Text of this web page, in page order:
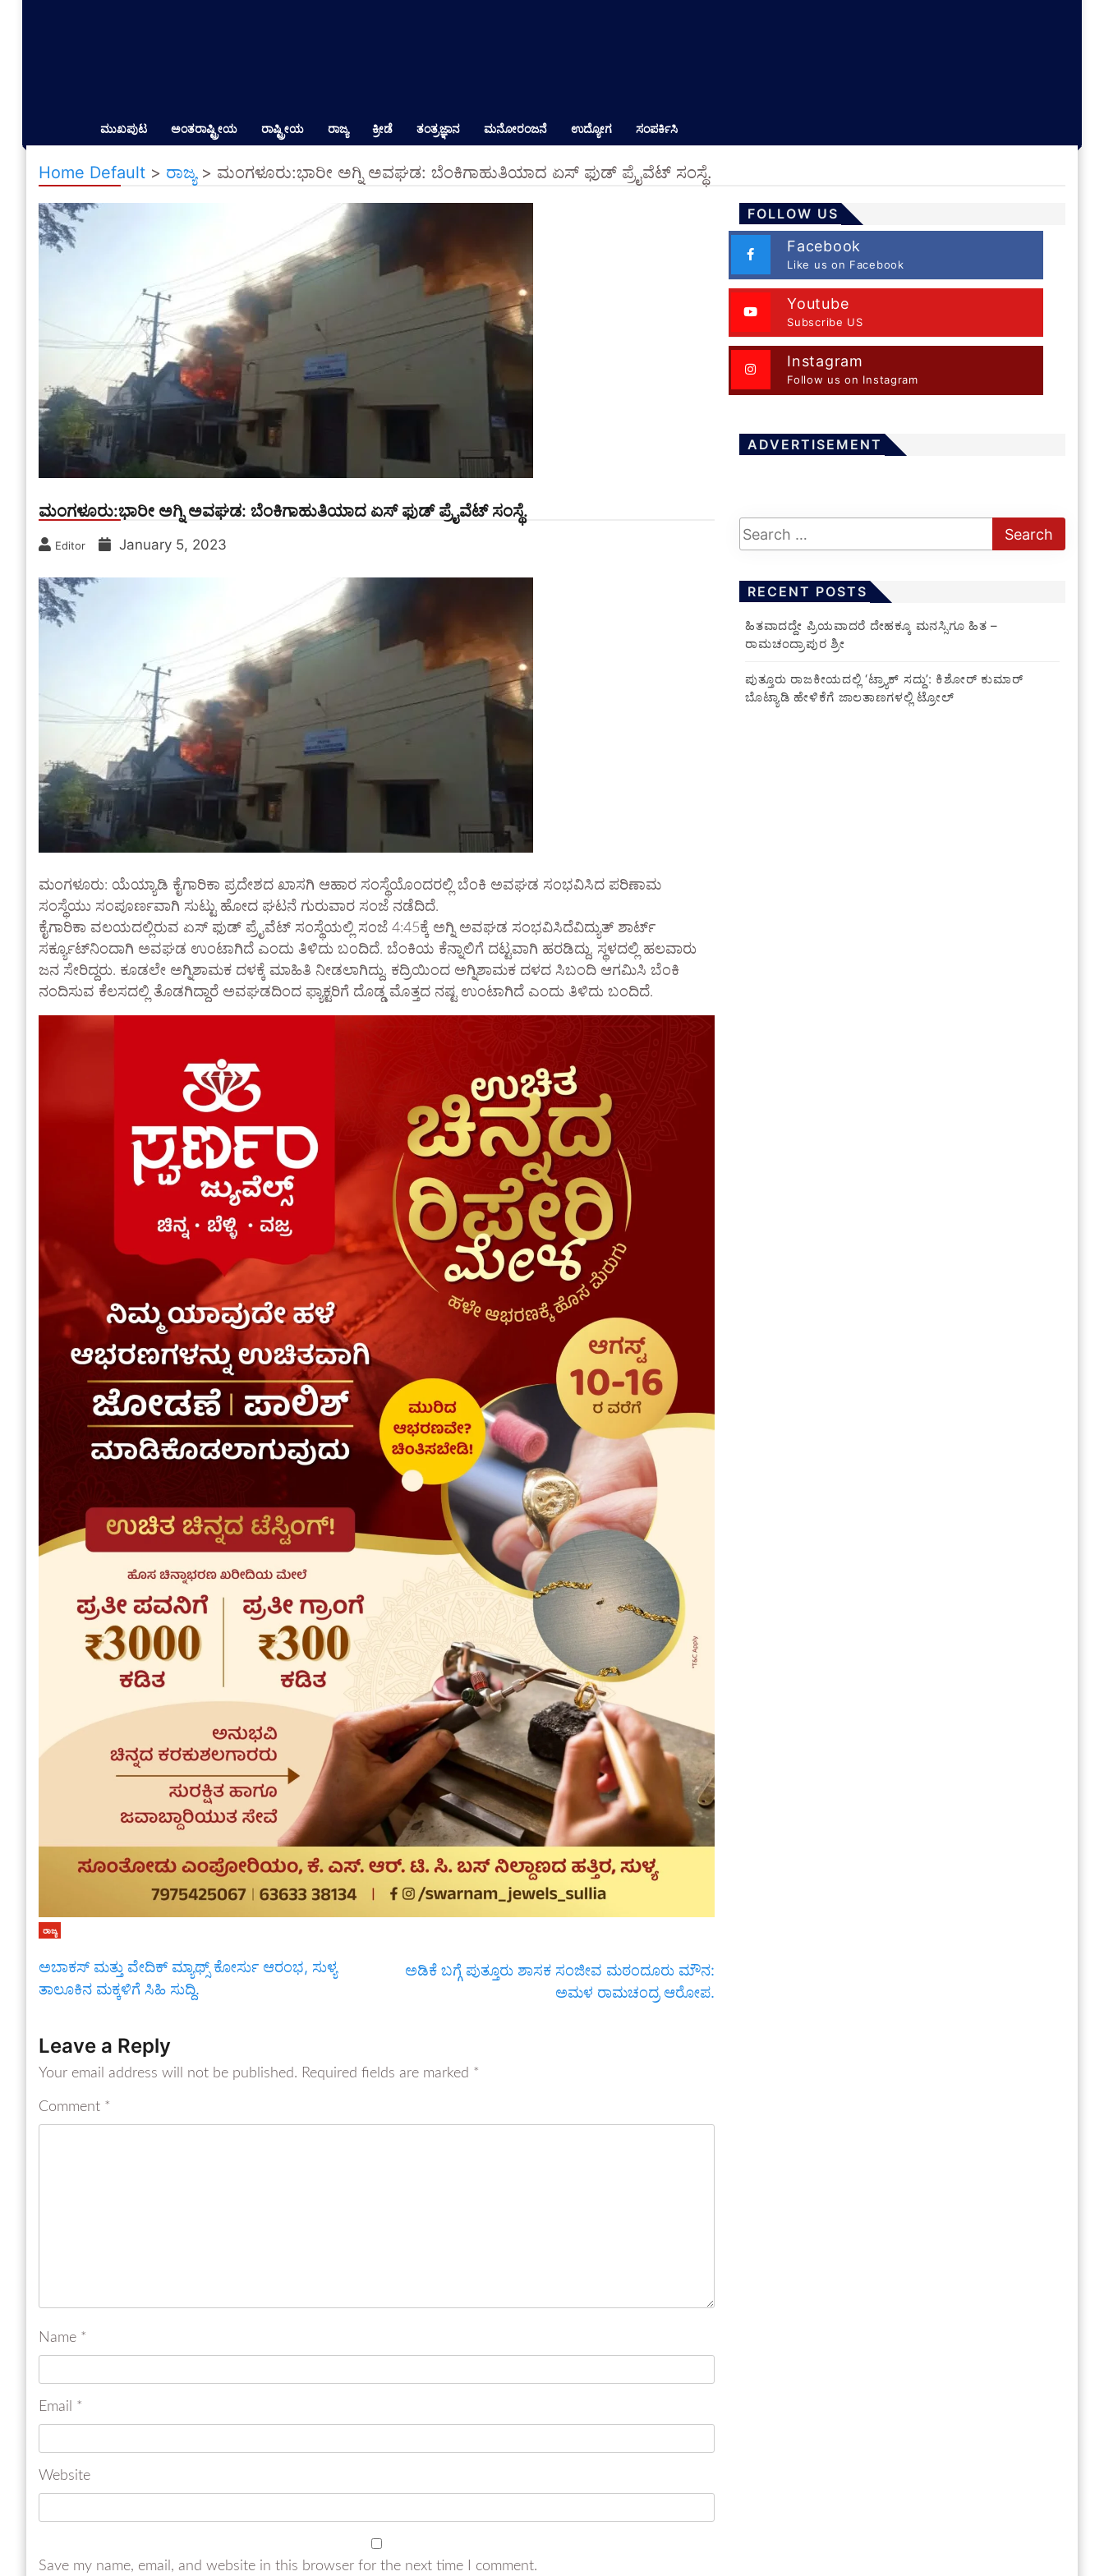
ಮುಖಪುಟ ಅಂತರಾಷ್ಟ್ರೀಯ ರಾಷ್ಟ್ರೀಯ ರಾಜ್ಯ ಕ್ರೀಡೆ ತಂತ್ರಜ್ಞಾನ ಮನೋರಂಜನೆ ಉದ್ಯೋಗ ಸಂಪರ್ಕಿಸಿ
Home Default > ರಾಜ್ಯ> ಮಂಗಳೂರು:ಭಾರೀ ಅಗ್ನಿ ಅವಘಡ: ಬೆಂಕಿಗಾಹುತಿಯಾದ ಏಸ್ ಫುಡ್ ಪ್ರೈವೆಟ್ ಸಂಸ್ಥೆ.
ಮಂಗಳೂರು:ಭಾರೀ ಅಗ್ನಿ ಅವಘಡ: ಬೆಂಕಿಗಾಹುತಿಯಾದ ಏಸ್ ಫುಡ್ ಪ್ರೈವೆಟ್ ಸಂಸ್ಥೆ.
Editor January 5, 2023
ಮಂಗಳೂರು: ಯೆಯ್ಯಾಡಿ ಕೈಗಾರಿಕಾ ಪ್ರದೇಶದ ಖಾಸಗಿ ಆಹಾರ ಸಂಸ್ಥೆಯೊಂದರಲ್ಲಿ ಬೆಂಕಿ ಅವಘಡ ಸಂಭವಿಸಿದ ಪರಿಣಾಮ
ಸಂಸ್ಥೆಯು ಸಂಪೂರ್ಣವಾಗಿ ಸುಟ್ಟು ಹೋದ ಘಟನೆ ಗುರುವಾರ ಸಂಜೆ ನಡೆದಿದೆ.
ಕೈಗಾರಿಕಾ ವಲಯದಲ್ಲಿರುವ ಏಸ್ ಫುಡ್ ಪ್ರೈವೆಟ್ ಸಂಸ್ಥೆಯಲ್ಲಿ ಸಂಜೆ 4:45ಕ್ಕೆ ಅಗ್ನಿ ಅವಘಡ ಸಂಭವಿಸಿದೆವಿದ್ಯುತ್ ಶಾರ್ಟ್
ಸರ್ಕ್ಯೂಟ್‌ನಿಂದಾಗಿ ಅವಘಡ ಉಂಟಾಗಿದೆ ಎಂದು ತಿಳಿದು ಬಂದಿದೆ. ಬೆಂಕಿಯ ಕೆನ್ನಾಲಿಗೆ ದಟ್ಟವಾಗಿ ಹರಡಿದ್ದು, ಸ್ಥಳದಲ್ಲಿ ಹಲವಾರು
ಜನ ಸೇರಿದ್ದರು. ಕೂಡಲೇ ಅಗ್ನಿಶಾಮಕ ದಳಕ್ಕೆ ಮಾಹಿತಿ ನೀಡಲಾಗಿದ್ದು, ಕದ್ರಿಯಿಂದ ಅಗ್ನಿಶಾಮಕ ದಳದ ಸಿಬಂದಿ ಆಗಮಿಸಿ ಬೆಂಕಿ
ನಂದಿಸುವ ಕೆಲಸದಲ್ಲಿ ತೊಡಗಿದ್ದಾರೆ ಅವಘಡದಿಂದ ಫ್ಯಾಕ್ಟರಿಗೆ ದೊಡ್ಡ ಮೊತ್ತದ ನಷ್ಟ ಉಂಟಾಗಿದೆ ಎಂದು ತಿಳಿದು ಬಂದಿದೆ.
ರಾಜ್ಯ
ಅಬಾಕಸ್ ಮತ್ತು ವೇದಿಕ್ ಮ್ಯಾಥ್ಸ್ ಕೋರ್ಸು ಆರಂಭ, ಸುಳ್ಯ
ತಾಲೂಕಿನ ಮಕ್ಕಳಿಗೆ ಸಿಹಿ ಸುದ್ದಿ.
ಅಡಿಕೆ ಬಗ್ಗೆ ಪುತ್ತೂರು ಶಾಸಕ ಸಂಜೀವ ಮಠಂದೂರು ಮೌನ:
ಅಮಳ ರಾಮಚಂದ್ರ ಆರೋಪ.
Leave a Reply
Your email address will not be published. Required fields are marked *
Comment *
Name *
Email *
Website
Save my name, email, and website in this browser for the next time I comment.
FOLLOW US
Facebook
Like us on Facebook
Youtube
Subscribe US
Instagram
Follow us on Instagram
ADVERTISEMENT
RECENT POSTS
ಹಿತವಾದದ್ದೇ ಪ್ರಿಯವಾದರೆ ದೇಹಕ್ಕೂ ಮನಸ್ಸಿಗೂ ಹಿತ –
ರಾಮಚಂದ್ರಾಪುರ ಶ್ರೀ
ಪುತ್ತೂರು ರಾಜಕೀಯದಲ್ಲಿ ‘ಟ್ರ್ಯಾಕ್ ಸದ್ದು’: ಕಿಶೋರ್ ಕುಮಾರ್
ಬೊಟ್ಯಾಡಿ ಹೇಳಿಕೆಗೆ ಜಾಲತಾಣಗಳಲ್ಲಿ ಟ್ರೋಲ್